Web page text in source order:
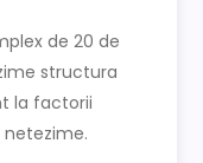
de 20 de
structura
la factorii
netezime.